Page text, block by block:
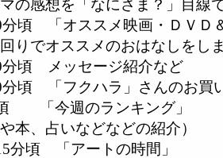
マの感想を「なにさま？」目線
分頃 「オススメ映画・ＤＶＤ
回りでオススメのおはなしをし
分頃 メッセージ紹介など
分頃 「フクハラ」さんのお買
「今週のランキング」
や本、占いなどなどの紹介）
分頃 「アートの時間」